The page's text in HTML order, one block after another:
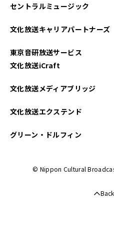
セントラルミュージック
文化放送キャリアパートナーズ
東京音研放送サービス
文化放送iCraft
文化放送メディアブリッジ
文化放送エクステンド
グリーン・ドルフィン
© Nippon Cultural